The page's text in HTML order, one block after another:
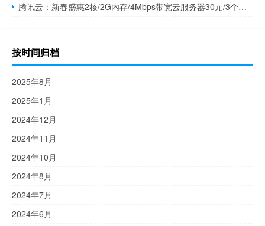
腾讯云：新春盛惠2核/2G内存/4Mbps带宽云服务器30元/3个月或108元/年起
按时间归档
2025年8月
2025年1月
2024年12月
2024年11月
2024年10月
2024年8月
2024年7月
2024年6月